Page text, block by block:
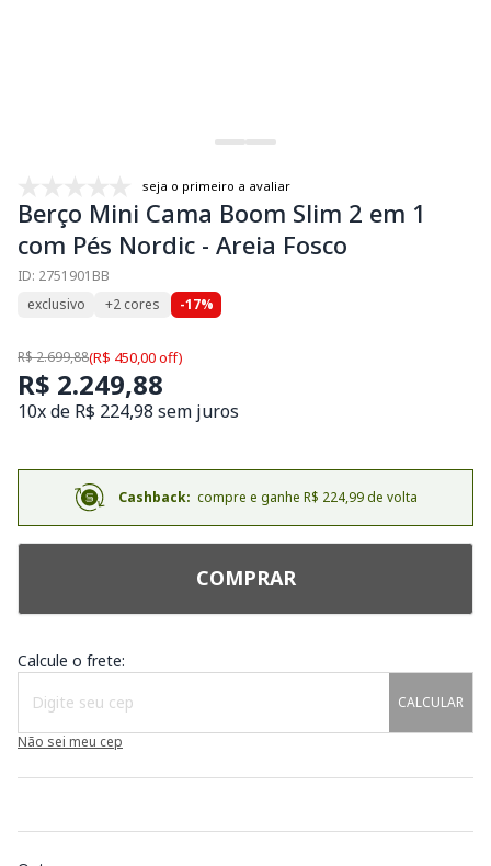
seja o primeiro a avaliar
Berço Mini Cama Boom Slim 2 em 1
com Pés Nordic - Areia Fosco
ID: 2751901BB
exclusivo
+2 cores -17%
R$ 2.699,88(R$ 450,00 off)
R$ 2.249,88
10x de R$ 224,98 sem juros
Cashback: compre e ganhe R$ 224,99 de volta
COMPRAR
Calcule o frete:
CALCULAR
Não sei meu cep